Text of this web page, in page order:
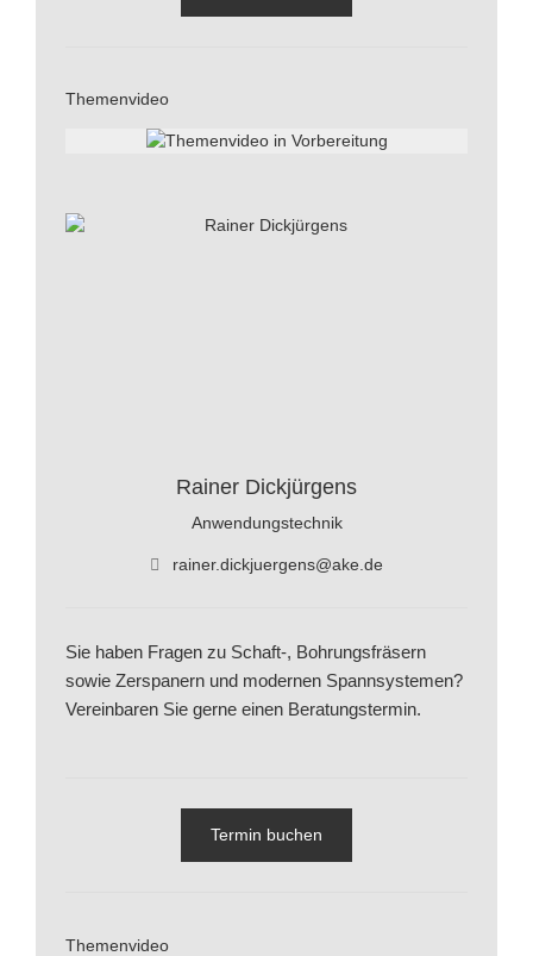
Themenvideo
Rainer Dickjürgens
Anwendungstechnik
rainer.dickjuergens@ake.de
Sie haben Fragen zu Schaft-, Bohrungsfräsern
sowie Zerspanern und modernen Spannsystemen?
Vereinbaren Sie gerne einen Beratungstermin.
Termin buchen
Themenvideo